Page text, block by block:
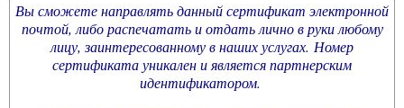
Вы сможете направлять данный сертификат электронной
почтой, либо распечатать и отдать лично в руки любому
лицу, заинтересованному в наших услугах. Номер
сертификата уникален и является партнерским
идентификатором.